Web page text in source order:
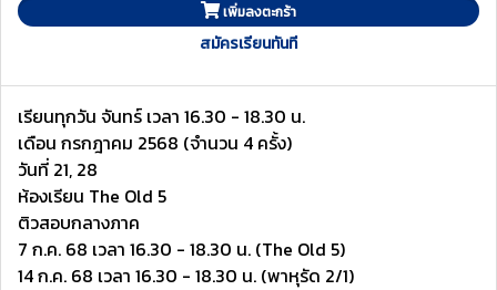
เพิ่มลงตะกร้า
สมัครเรียนทันที
เรียนทุกวัน จันทร์ เวลา 16.30 - 18.30 น.
เดือน กรกฎาคม 2568 (จำนวน 4 ครั้ง)
วันที่ 21, 28
ห้องเรียน The Old 5
ติวสอบกลางภาค
7 ก.ค. 68 เวลา 16.30 - 18.30 น. (The Old 5)
14 ก.ค. 68 เวลา 16.30 - 18.30 น. (พาหุรัด 2/1)